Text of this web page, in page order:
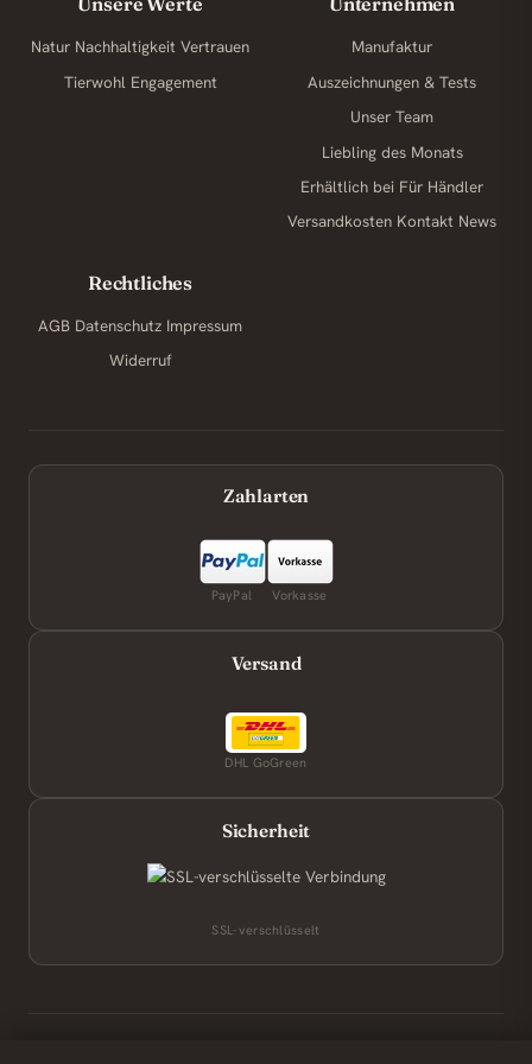
Natur Nachhaltigkeit Vertrauen
Tierwohl Engagement
Manufaktur
Auszeichnungen & Tests
Unser Team
Liebling des Monats
Erhältlich bei Für Händler
Versandkosten Kontakt News
Rechtliches
AGB Datenschutz Impressum
Widerruf
Zahlarten
PayPal Vorkasse
Versand
DHL GoGreen
Sicherheit
SSL-verschlüsselt